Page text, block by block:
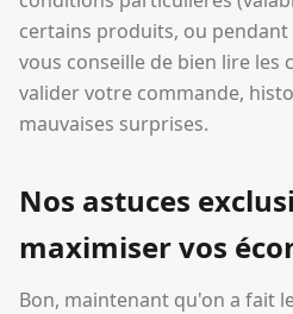
certains produits, ou
vous conseille de bien lire les
valider votre commande,
mauvaises surprises.
Nos astuces
maximiser vos
Bon, maintenant qu'on a fait